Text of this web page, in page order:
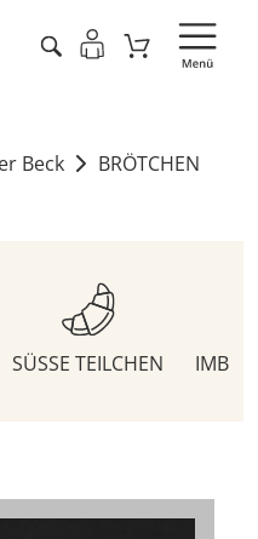
Beck
BRÖTCHEN
SÜSSE TEILCHEN